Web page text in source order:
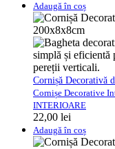
Adaugă în coș
Cornișă Decorativă
Cornișe Decorative
INTERIOARE
22,00 lei
Adaugă în coș